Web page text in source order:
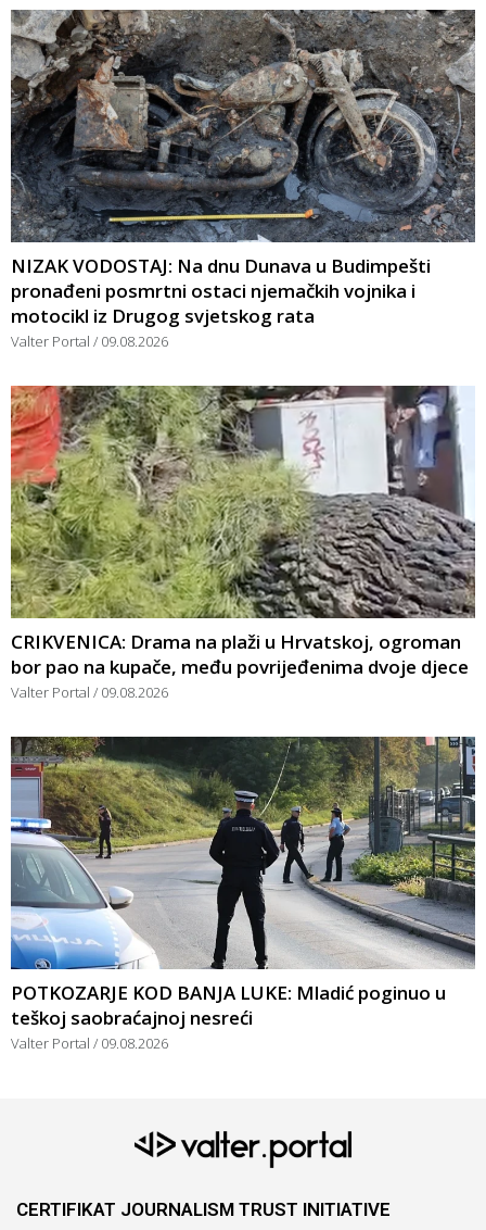
NIZAK VODOSTAJ: Na dnu Dunava u Budimpešti
pronađeni posmrtni ostaci njemačkih vojnika i
motocikl iz Drugog svjetskog rata
Valter Portal 09.08.2026
CRIKVENICA: Drama na plaži u Hrvatskoj, ogroman
bor pao na kupače, među povrijeđenima dvoje djece
Valter Portal 09.08.2026
POTKOZARJE KOD BANJA LUKE: Mladić poginuo u
teškoj saobraćajnoj nesreći
Valter Portal 09.08.2026
CERTIFIKAT JOURNALISM TRUST INITIATIVE